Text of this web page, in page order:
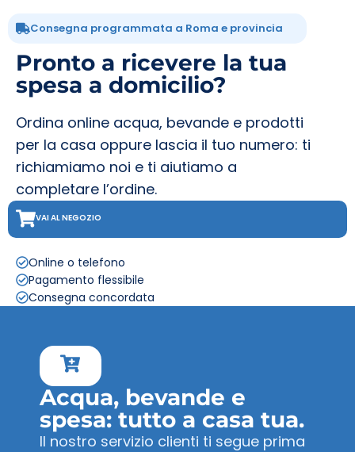
Consegna programmata a Roma e provincia
Pronto a ricevere la tua
spesa a domicilio?
Ordina online acqua, bevande e prodotti
per la casa oppure lascia il tuo numero: ti
richiamiamo noi e ti aiutiamo a
completare l’ordine.
VAI AL NEGOZIO
Online o telefono
Pagamento flessibile
Consegna concordata
Acqua, bevande e
spesa: tutto a casa tua.
Il nostro servizio clienti ti segue prima